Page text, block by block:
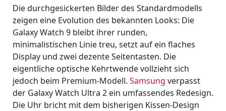
Die durchgesickerten Bilder des Standardmodells
zeigen eine Evolution des bekannten Looks: Die
Galaxy Watch 9 bleibt ihrer runden,
minimalistischen Linie treu, setzt auf ein flaches
Display und zwei dezente Seitentasten. Die
eigentliche optische Kehrtwende vollzieht sich
jedoch beim Premium-Modell. Samsung verpasst
der Galaxy Watch Ultra 2 ein umfassendes Redesign.
Die Uhr bricht mit dem bisherigen Kissen-Design